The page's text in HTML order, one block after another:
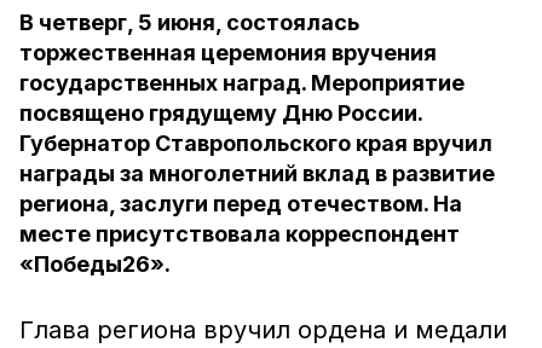
В четверг, 5 июня, состоялась
торжественная церемония вручения
государственных наград. Мероприятие
посвящено грядущему Дню России.
Губернатор Ставропольского края вручил
награды за многолетний вклад в развитие
региона, заслуги перед отечеством. На
месте присутствовала корреспондент
«Победы26».
Глава региона вручил ордена и медали